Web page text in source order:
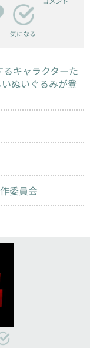
気になる
キャラクターた
ぬいぐるみが登
委員会